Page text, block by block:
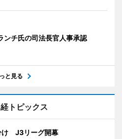
ンチ氏の司法長官人事承認
と見る
トピックス
け J3リーグ開幕